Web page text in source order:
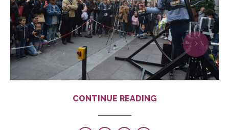
CONTINUE READING